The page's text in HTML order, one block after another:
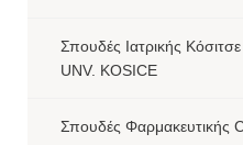
Σπουδές Ιατρικής
UNV. KOSICE
Σπουδές Φαρμακευτικής